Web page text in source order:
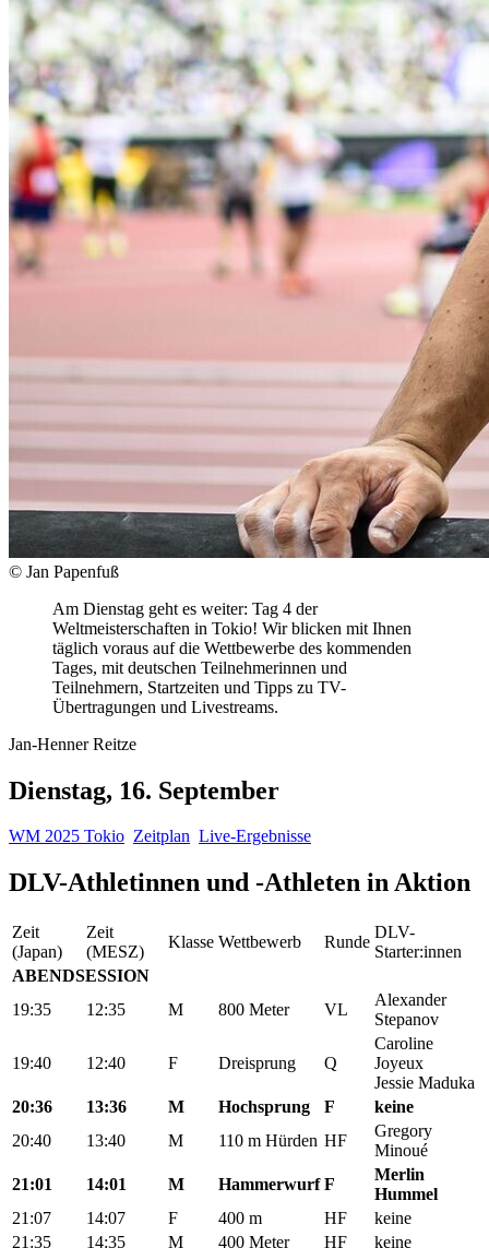
© Jan Papenfuß
Am Dienstag geht es weiter: Tag 4 der
Weltmeisterschaften in Tokio! Wir blicken mit Ihnen
täglich voraus auf die Wettbewerbe des kommenden
Tages, mit deutschen Teilnehmerinnen und
Teilnehmern, Startzeiten und Tipps zu TV-
Übertragungen und Livestreams.
Jan-Henner Reitze
Dienstag, 16. September
WM 2025 Tokio Zeitplan Live-Ergebnisse
DLV-Athletinnen und -Athleten in Aktion
Zeit
(Japan)
Zeit
(MESZ)
Klasse Wettbewerb Runde
DLV-
Starter:innen
ABENDSESSION
19:35
12:35 M 800 Meter VL
Alexander
Stepanov
19:40 12:40 F Dreisprung Q
Caroline
Joyeux
Jessie Maduka
20:36
13:36 M Hochsprung F
keine
20:40
13:40 M 110 m Hürden HF
Gregory
Minoué
21:01
14:01 M Hammerwurf F
Merlin
Hummel
21:07
14:07 F 400 m HF
keine
21:35
14:35 M 400 Meter HF keine